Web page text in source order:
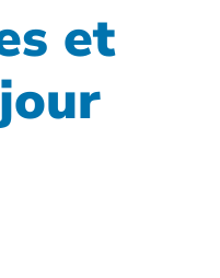
et